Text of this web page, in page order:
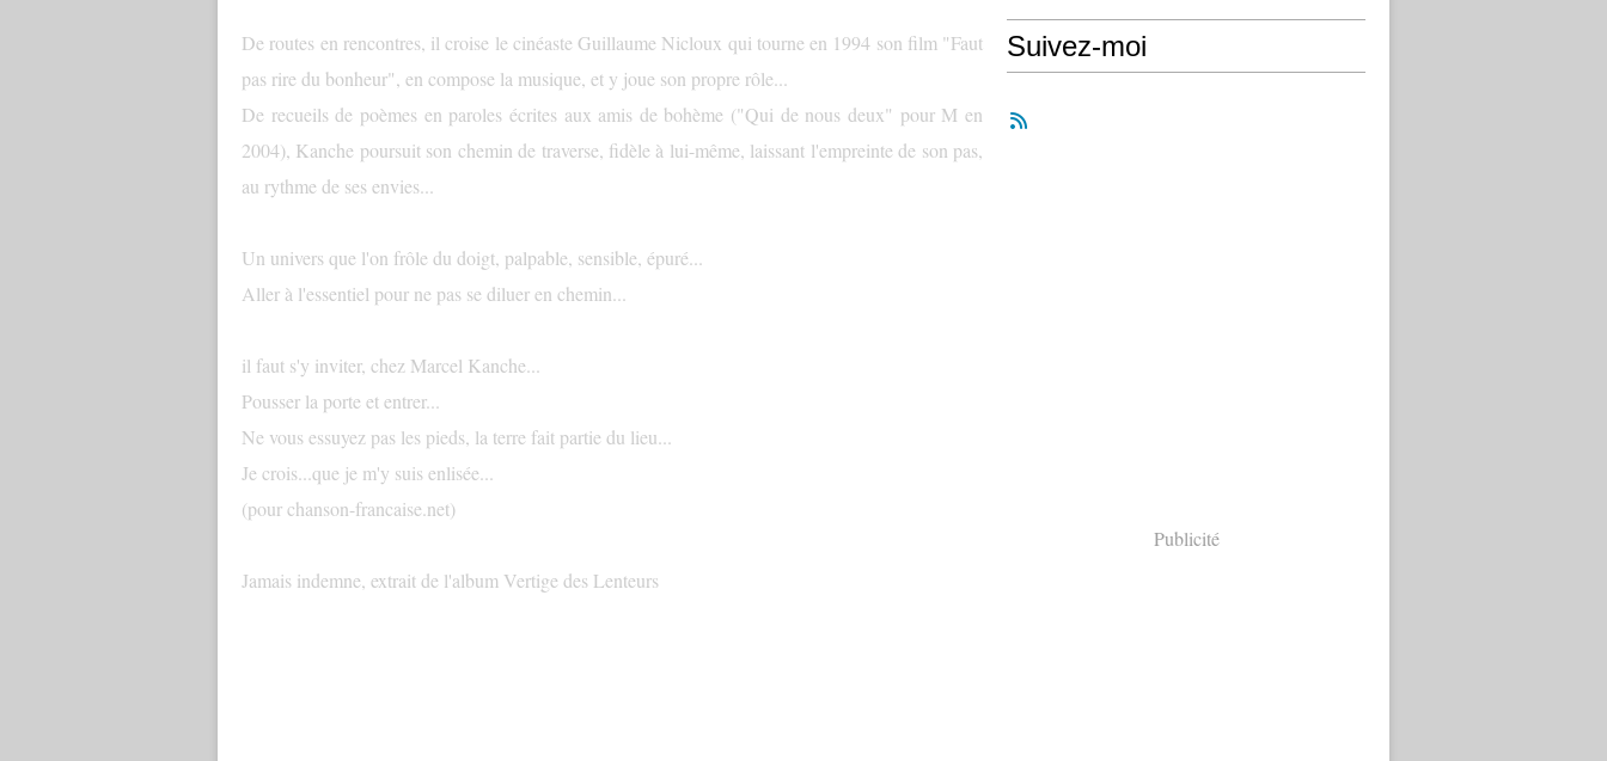
De routes en rencontres, il croise le cinéaste Guillaume Nicloux qui tourne en 1994 son film "Faut
pas rire du bonheur", en compose la musique, et y joue son propre rôle...
De recueils de poèmes en paroles écrites aux amis de bohème ("Qui de nous deux" pour M en
2004), Kanche poursuit son chemin de traverse, fidèle à lui-même, laissant l'empreinte de son pas,
au rythme de ses envies...
Un univers que l'on frôle du doigt, palpable, sensible, épuré...
Aller à l'essentiel pour ne pas se diluer en chemin...
il faut s'y inviter, chez Marcel Kanche...
Pousser la porte et entrer...
Ne vous essuyez pas les pieds, la terre fait partie du lieu...
Je crois...que je m'y suis enlisée...
(pour chanson-francaise.net)
Jamais indemne, extrait de l'album Vertige des Lenteurs
Suivez-moi
Publicité